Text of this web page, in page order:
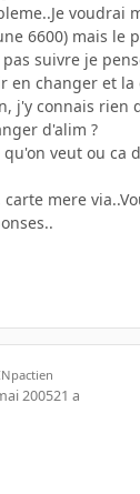
voudrai
6600) mais le
suivre je
en changer et
j'y connais rien
d'alim ?
veut ou ca
carte mere
200521 a